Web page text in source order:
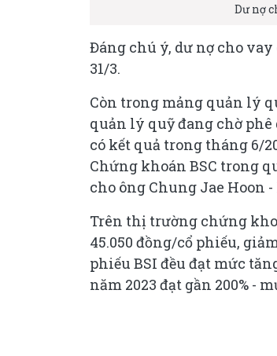
Dư nợ
Đáng chú ý, dư nợ cho
31/3.
Còn trong mảng quản lý
quản lý quỹ đang chờ
có kết quả trong tháng 6/
Chứng khoán BSC trong
cho ông Chung Jae Hoon
Trên thị trường chứng
45.050 đồng/cổ phiếu,
phiếu BSI đều đạt mức
năm 2023 đạt gần 200% -